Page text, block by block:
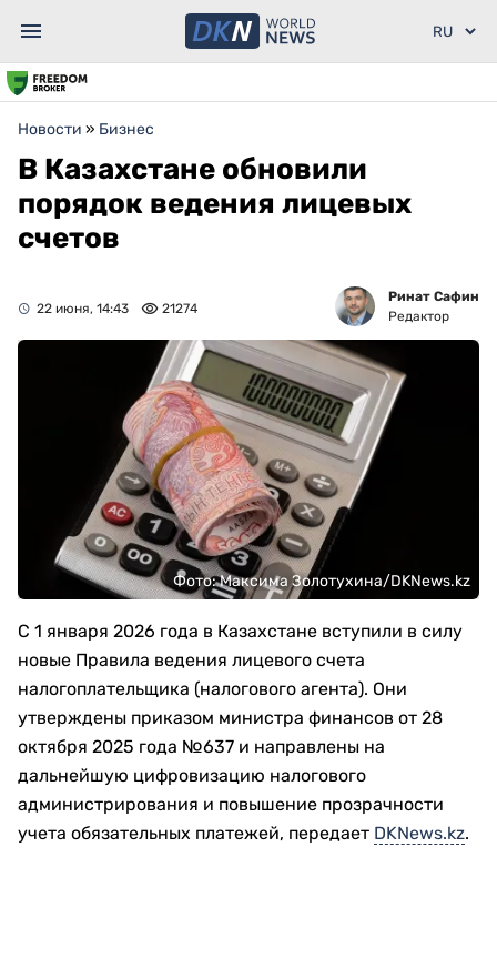
Новости » Бизнес
В Казахстане обновили
порядок ведения лицевых
счетов
22 июня, 14:43 21274
Ринат Сафин
Редактор
Фото: Максима Золотухина/DKNews.kz
С 1 января 2026 года в Казахстане вступили в силу
новые Правила ведения лицевого счета
налогоплательщика (налогового агента). Они
утверждены приказом министра финансов от 28
октября 2025 года №637 и направлены на
дальнейшую цифровизацию налогового
администрирования и повышение прозрачности
учета обязательных платежей, передает DKNews.kz.